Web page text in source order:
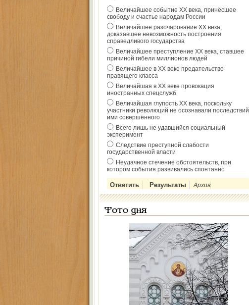
Величайшее событие ХХ века, принёсшее
свободу и счастье народам России
Величайшее разочарование ХХ века,
доказавшее невозможность построения
справедливого государства
Величайшее преступление ХХ века, ставшее
причиной гибели миллионов людей
Величайшее в ХХ веке предательство
правящего класса
Величайшая в ХХ веке провокация
иностранных спецслужб
Величайшая глупость ХХ века, поскольку
участники революций не осознавали последствий
ими совершённого
Всего лишь не удавшийся социальный
эксперимент
Следствие преступной слабости
государственной власти
Неудачное стечение обстоятельств, при
котором события развивались спонтанно
Архив
Фото дня